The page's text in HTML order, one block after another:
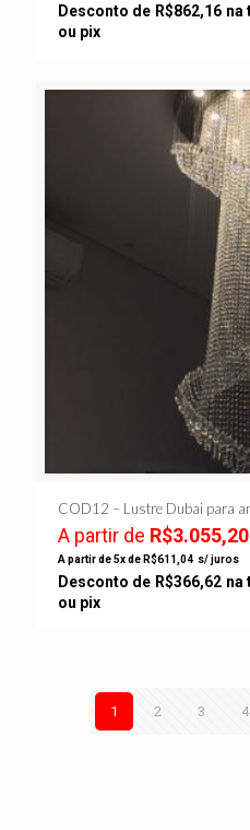
Desconto de R$862,16 na
ou pix
COD12 – Lustre Dubai para
A partir de R$3.055,20
A partir de 5x de R$611,04 s/ juros
Desconto de R$366,62 na
ou pix
1 2 3 4